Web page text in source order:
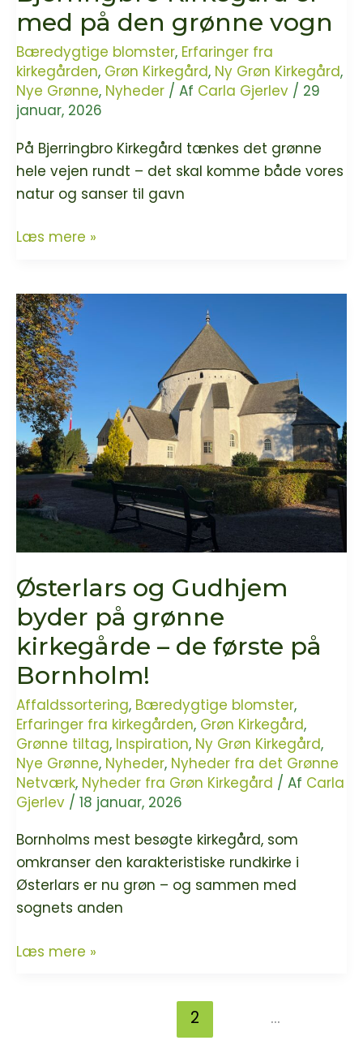
en
del
af
Grøn
Kirke
med på den grønne vogn
Bæredygtige blomster, Erfaringer fra
kirkegården, Grøn Kirkegård, Ny Grøn Kirkegård,
Nye Grønne, Nyheder / Af Carla Gjerlev / 29
januar, 2026
På Bjerringbro Kirkegård tænkes det grønne
hele vejen rundt – det skal komme både vores
natur og sanser til gavn
Bjerringbro
med
på
den
grønne
vogn
Læs mere »
Østerlars og Gudhjem
byder på grønne
kirkegårde – de første på
Bornholm!
Affaldssortering, Bæredygtige blomster,
Erfaringer fra kirkegården, Grøn Kirkegård,
Grønne tiltag, Inspiration, Ny Grøn Kirkegård,
Nye Grønne, Nyheder, Nyheder fra det Grønne
Netværk, Nyheder fra Grøn Kirkegård / Af Carla
Gjerlev / 18 januar, 2026
Bornholms mest besøgte kirkegård, som
omkranser den karakteristiske rundkirke i
Østerlars er nu grøn – og sammen med
sognets anden
Østerlars
Læs mere »
2 …